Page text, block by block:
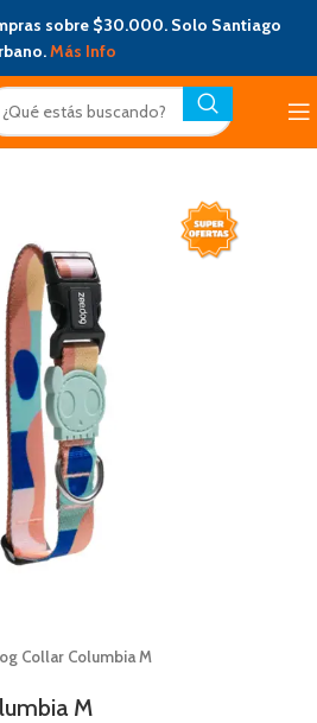
sobre $30.000. Solo Santiago
Más Info
Collar Columbia M
M